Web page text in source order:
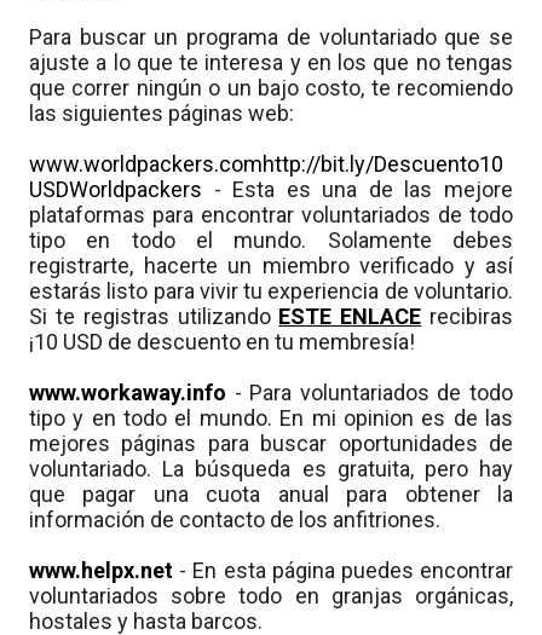
Para buscar un programa de voluntariado que se
ajuste a lo que te interesa y en los que no tengas
que correr ningún o un bajo costo, te recomiendo
las siguientes páginas web:
www.worldpackers.comhttp://bit.ly/Descuento10
USDWorldpackers - Esta es una de las mejore
plataformas para encontrar voluntariados de todo
tipo en todo el mundo. Solamente debes
registrarte, hacerte un miembro verificado y así
estarás listo para vivir tu experiencia de voluntario.
Si te registras utilizando ESTE ENLACE recibiras
¡10 USD de descuento en tu membresía!
www.workaway.info - Para voluntariados de todo
tipo y en todo el mundo. En mi opinion es de las
mejores páginas para buscar oportunidades de
voluntariado. La búsqueda es gratuita, pero hay
que pagar una cuota anual para obtener la
información de contacto de los anfitriones.
www.helpx.net - En esta página puedes encontrar
voluntariados sobre todo en granjas orgánicas,
hostales y hasta barcos.